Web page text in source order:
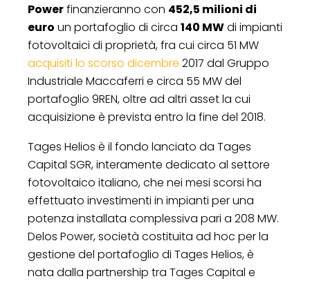
Powerfinanzieranno con 452,5 milioni di
euro un portafoglio di circa 140 MWdi impianti
fotovoltaici di proprietà, fra cui circa 51 MW
acquisiti lo scorso dicembre 2017 dal Gruppo
Industriale Maccaferri e circa 55 MW del
portafoglio 9REN, oltre ad altri asset la cui
acquisizione è prevista entro la fine del 2018.
Tages Helios è il fondo lanciato da Tages
Capital SGR, interamente dedicato al settore
fotovoltaico italiano, che nei mesi scorsi ha
effettuato investimenti in impianti per una
potenza installata complessiva pari a 208 MW.
Delos Power, società costituita ad hoc per la
gestione del portafoglio di Tages Helios, è
nata dalla partnership tra Tages Capital e